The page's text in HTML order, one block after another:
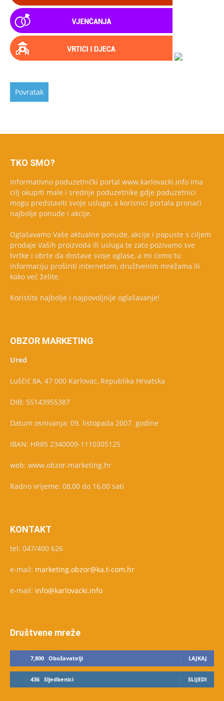
TKO SMO?
Informativno poduzetnički portal www.karlovacki.info ima
cilj okupiti male i srednje poduzetnike gdje poduzetnici
mogu predstaviti svoje usluge, a korisnici portala pronaći
najbolje ponude i akcije.
Oglašavamo Vaše aktualne ponude, akcije i popuste s ciljem
prodaje Vaših proizvoda ili usluga te zato pozivamo sve
tvrtke i obrte da dostave svoje oglase, a mi ćemo tu
informaciju proširiti internetom, društvenim mrežama ili
kako već želite.
Koristite najbolje i najpovoljnije oglašavanje!
OBZOR MARKETING
Ured
Luščić 8A, 47 000 Karlovac, Republika Hrvatska
OIB: 55143955387
Datum osnivanja: 09. listopada 2007. godine
IBAN: HR85 2340009-1110305125
web: www.obzor-marketing.hr
Radno vrijeme: 08,00 do 16,00 sati
KONTAKT
tel: 047/400 626
e-mail: marketing.obzor@ka.t-com.hr
e-mail: info@karlovacki.info
Društvene mreže
7,800 Obožavatelji LAJKAJ
436 Sljedbenici SLIJEDI